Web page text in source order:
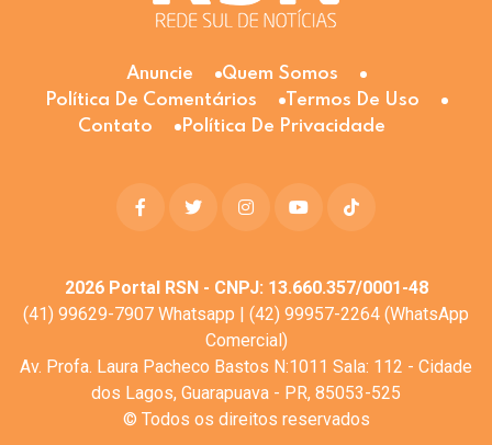
Anuncie
Quem Somos
Política De Comentários
Termos De Uso
Contato
Política De Privacidade
2026Portal RSN - CNPJ: 13.660.357/0001-48
(41) 99629-7907 Whatsapp | (42) 99957-2264 (WhatsApp
Comercial)
Av. Profa. Laura Pacheco Bastos N:1011 Sala: 112 - Cidade
dos Lagos, Guarapuava - PR, 85053-525
© Todos os direitos reservados